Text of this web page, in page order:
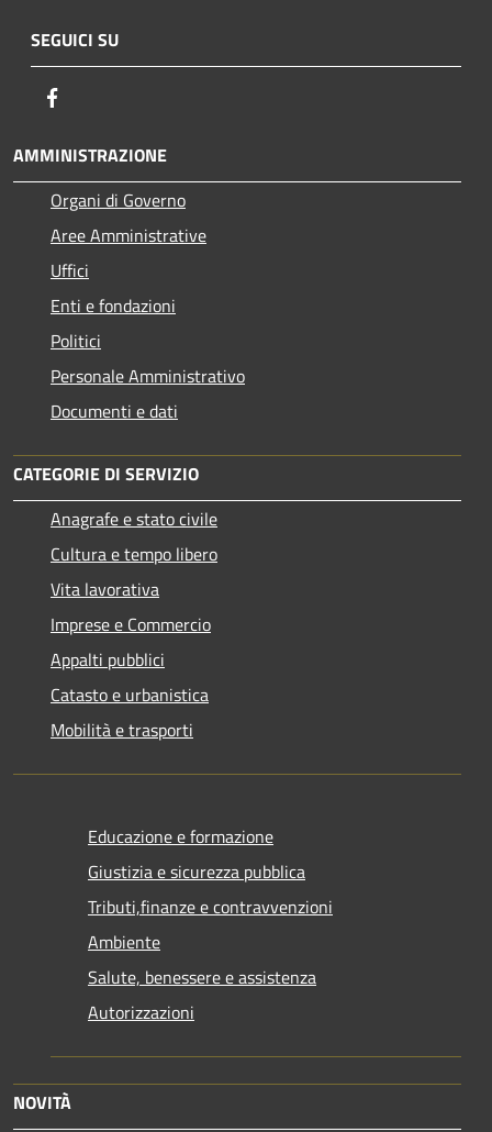
SEGUICI SU
AMMINISTRAZIONE
Organi di Governo
Aree Amministrative
Uffici
Enti e fondazioni
Politici
Personale Amministrativo
Documenti e dati
CATEGORIE DI SERVIZIO
Anagrafe e stato civile
Cultura e tempo libero
Vita lavorativa
Imprese e Commercio
Appalti pubblici
Catasto e urbanistica
Mobilità e trasporti
Educazione e formazione
Giustizia e sicurezza pubblica
Tributi,finanze e contravvenzioni
Ambiente
Salute, benessere e assistenza
Autorizzazioni
NOVITÀ